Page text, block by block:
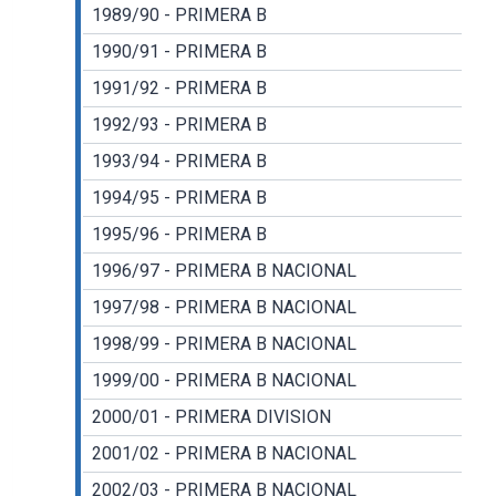
1989/90 - PRIMERA B
1990/91 - PRIMERA B
1991/92 - PRIMERA B
1992/93 - PRIMERA B
1993/94 - PRIMERA B
1994/95 - PRIMERA B
1995/96 - PRIMERA B
1996/97 - PRIMERA B NACIONAL
1997/98 - PRIMERA B NACIONAL
1998/99 - PRIMERA B NACIONAL
1999/00 - PRIMERA B NACIONAL
2000/01 - PRIMERA DIVISION
2001/02 - PRIMERA B NACIONAL
2002/03 - PRIMERA B NACIONAL